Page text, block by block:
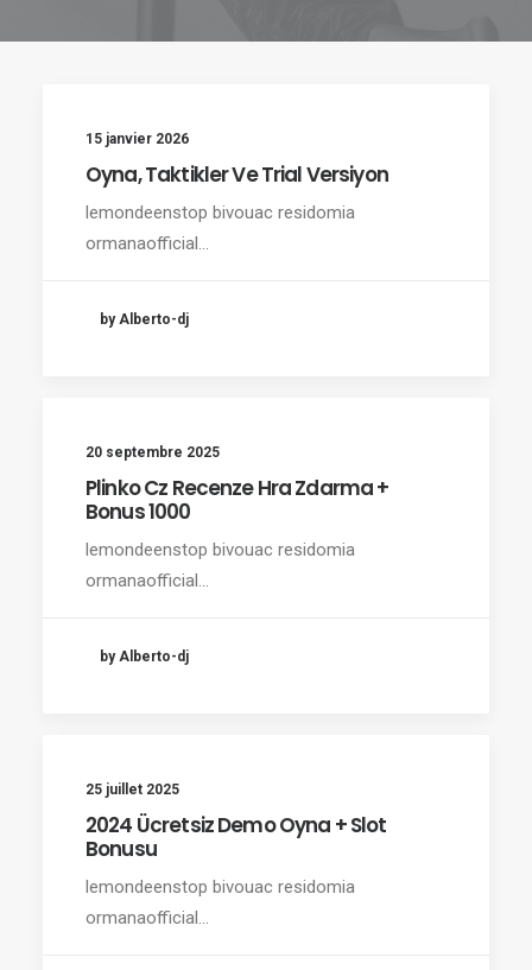
15 janvier 2026
Oyna, Taktikler Ve Trial Versiyon
lemondeenstop bivouac residomia
ormanaofficial…
by Alberto-dj
20 septembre 2025
Plinko Cz Recenze Hra Zdarma +
Bonus 1000
lemondeenstop bivouac residomia
ormanaofficial…
by Alberto-dj
25 juillet 2025
2024 Ücretsiz Demo Oyna + Slot
Bonusu
lemondeenstop bivouac residomia
ormanaofficial…